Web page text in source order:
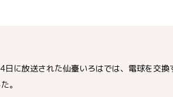
に放送された仙臺いろはでは、電球を交
。